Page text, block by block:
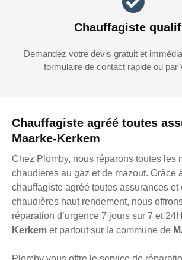
Chauffagiste agréé toutes
Maarke-Kerkem
Chez Plomby, nous réparons toutes les
chaudières au gaz et de mazout. Grâce
chauffagiste agréé toutes assurances et
chaudières haut rendement, nous
réparation d’urgence 7 jours sur 7 et
Kerkem et partout sur la commune de
Chauffagiste
Demandez votre devis gratuit et
formulaire de contact rapide ou par